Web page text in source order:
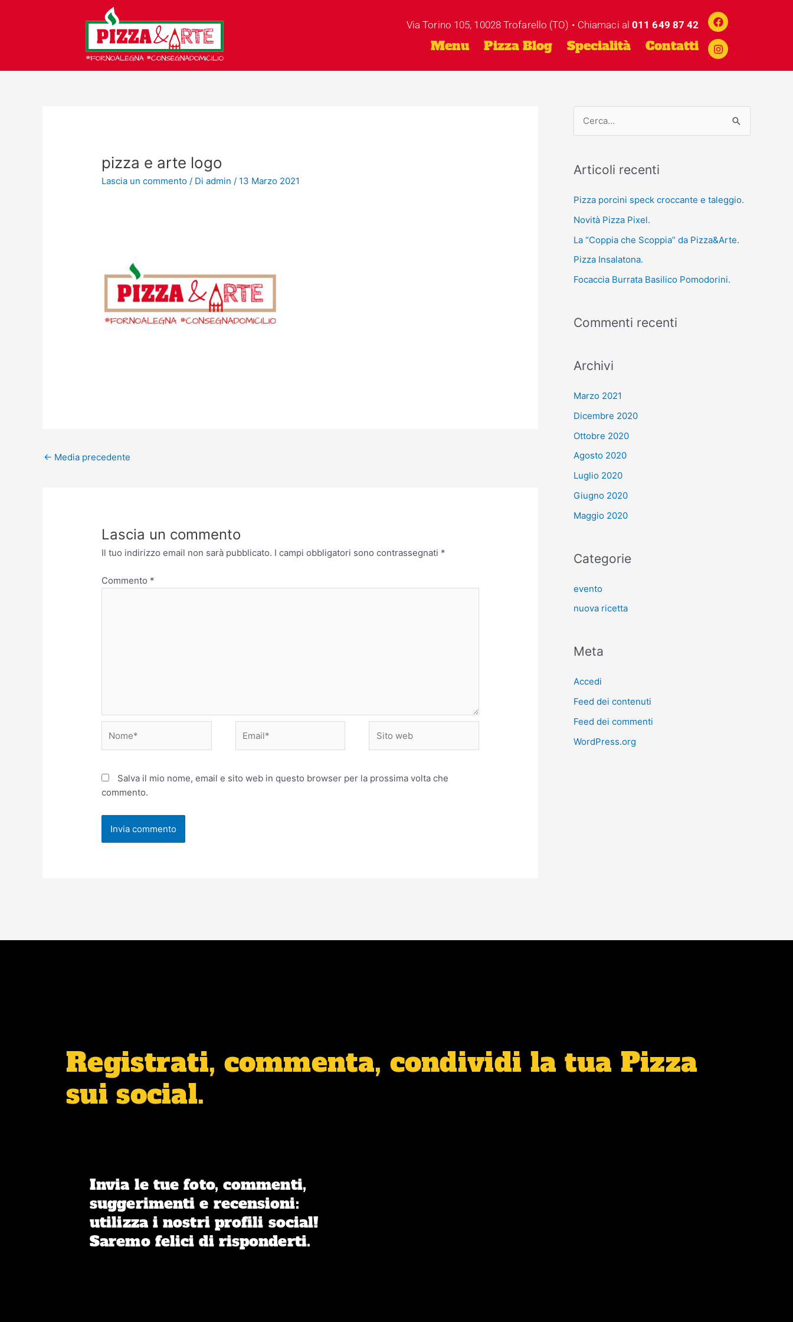
Via Torino 105, 10028 Trofarello (TO) • Chiamaci al 011 649 87 42
Menu Pizza Blog Specialità Contatti
Facebook
Instagram
pizza e arte logo
Lascia un commento / Diadmin/ 13 Marzo 2021
← Media precedente
Lascia un commento
Il tuo indirizzo email non sarà pubblicato. I campi obbligatori sono contrassegnati *
Commento *
web
Salva il mio nome, email e sito web in questo browser per la prossima volta che
commento.
c
a
Articoli recenti
Pizza porcini speck croccante e taleggio.
Novità Pizza Pixel.
La “Coppia che Scoppia” da Pizza&Arte.
Pizza Insalatona.
Focaccia Burrata Basilico Pomodorini.
Commenti recenti
Archivi
Marzo 2021
Dicembre 2020
Ottobre 2020
Agosto 2020
Luglio 2020
Giugno 2020
Maggio 2020
Categorie
evento
nuova ricetta
Meta
Accedi
Feed dei contenuti
Feed dei commenti
WordPress.org
Registrati, commenta, condividi la tua Pizza
sui social.
Invia le tue foto, commenti,
suggerimenti e recensioni:
utilizza i nostri profili social!
Saremo felici di risponderti.